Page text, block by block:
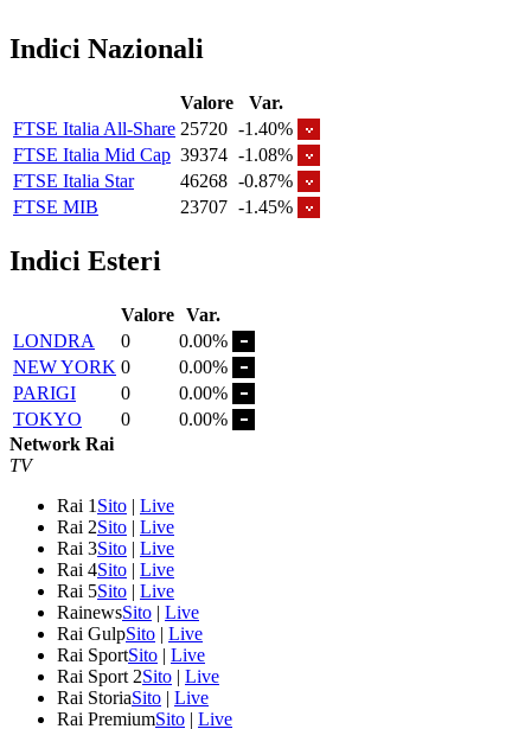
Indici Nazionali
Valore
Var.
FTSE Italia All-Share 25720 -1.40%
FTSE Italia Mid Cap 39374 -1.08%
FTSE Italia Star
46268 -0.87%
FTSE MIB
23707 -1.45%
Indici Esteri
Valore Var.
LONDRA
0
0.00%
NEW YORK 0
0.00%
PARIGI
0
0.00%
TOKYO
0
0.00%
Network Rai
TV
Rai 1 Sito | Live
Rai 2Sito | Live
Rai 3Sito | Live
Rai 4Sito | Live
Rai 5Sito | Live
RainewsSito | Live
Rai GulpSito | Live
Rai SportSito | Live
Rai Sport 2Sito | Live
Rai StoriaSito | Live
Rai PremiumSito | Live